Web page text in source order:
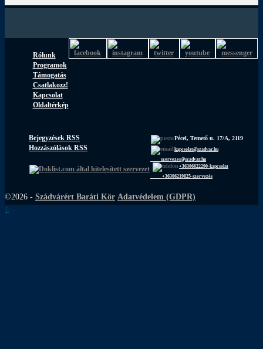
Rólunk
Programok
Támogatás
Csatlakozz!
Kapcsolat
Oldaltérkép
Bejegyzések RSS
Hozzászólások RSS
Pécel, Temető u. 17/A, 2119
kapcsolat@szadvar.hu
szervezes@szadvar.hu
+36306622290-kapcsolat
+36306219825-szervezés
©2026 - Szádvárért Baráti Kör Adatvédelem (GDPR)
↑